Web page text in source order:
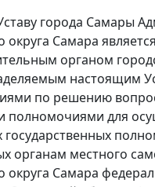
города Самары
округа Самара
органом
настоящим
по решению
полномочиями для
государственных
органам местного
округа Самара